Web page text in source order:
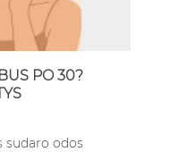
PO 30?
sudaro odos